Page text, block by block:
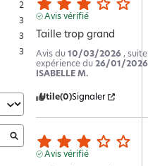
2
3
3
3
Avis vérifié
Taille trop grand
Avis du 10/03/2026 ,
expérience du 26/01/2026
ISABELLE M.
Utile(0)Signaler
Avis vérifié